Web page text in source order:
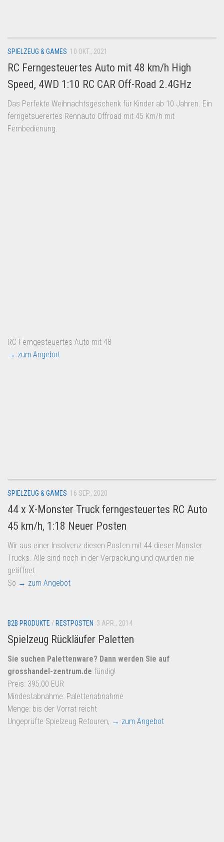
Amazon
Aldi
Lidl
Kostenlos verkaufen
Anmelden
SPIELZEUG & GAMES 10 OKT., 2021
RC Ferngesteuertes Auto mit 48 km/h High
Speed, 4WD 1:10 RC CAR Off-Road 2.4GHz
Das Perfekte Weihnachtsgeschenk für Kinder ab 10 Jahren. Ein
ferngetsuerertes Rennauto Offroad mit 45 Km/h mit
Fernbedienung.
RC Ferngesteuertes Auto mit 48
→ zum Angebot
SPIELZEUG & GAMES 16 SEP., 2020
44 x X-Monster Truck ferngesteuertes RC Auto
45 km/h, 1:18 Neuer Posten
Wir aus einer Insolvenz diesen Posten mit 44 dieser Monster
Trucks. Alle sind noch in der Verpackung und qwurden nie
geöffnet.
So → zum Angebot
B2B PRODUKTE / RESTPOSTEN 3 APR., 2014
Spielzeug Rückläufer Paletten
Sie suchen Palettenware? Dann werden Sie auf
grosshandel-zentrum.de fündig!
Preis: 395,00 EUR
Mindestabnahme: Palettenabnahme
Menge: bis der Vorrat reicht
Ungeprüfte Spielzeug Retouren, → zum Angebot